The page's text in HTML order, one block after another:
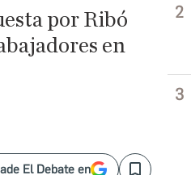
por Ribó
en
El Debate en